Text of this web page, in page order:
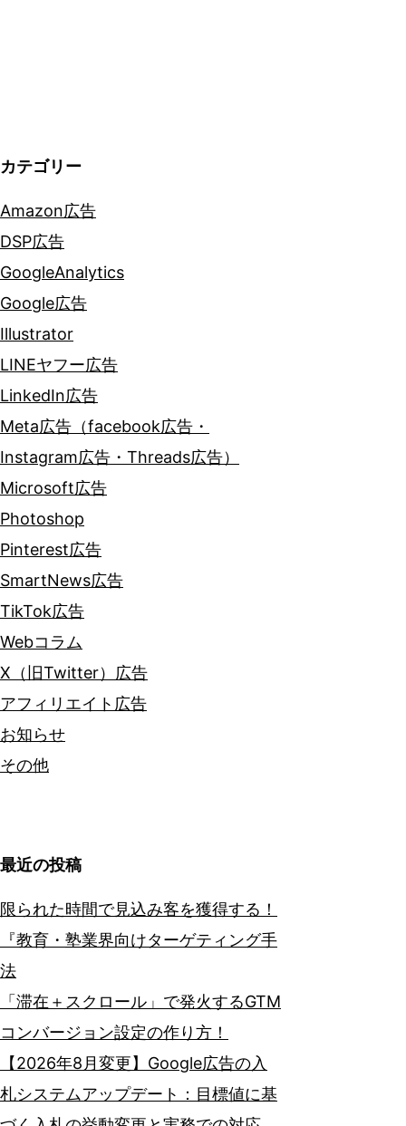
ン
カテゴリー
Amazon広告
DSP広告
GoogleAnalytics
Google広告
Illustrator
LINEヤフー広告
LinkedIn広告
Meta広告（facebook広告・
Instagram広告・Threads広告）
Microsoft広告
Photoshop
Pinterest広告
SmartNews広告
TikTok広告
Webコラム
X（旧Twitter）広告
アフィリエイト広告
お知らせ
その他
最近の投稿
限られた時間で見込み客を獲得する！
『教育・塾業界向けターゲティング手
法
「滞在＋スクロール」で発火するGTM
コンバージョン設定の作り方！
【2026年8月変更】Google広告の入
札システムアップデート：目標値に基